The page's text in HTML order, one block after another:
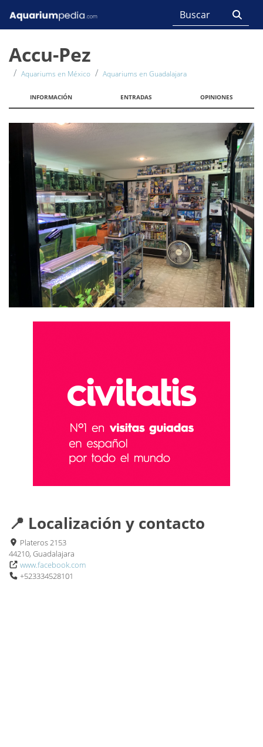
Accu-Pez
Aquariums en México Aquariums en Guadalajara
INFORMACIÓN ENTRADAS OPINIONES
📍 Localización y contacto
Plateros 2153
44210, Guadalajara
www.facebook.com
+523334528101